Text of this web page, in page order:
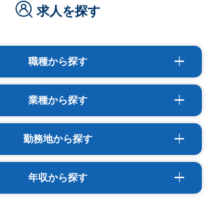
求人を探す
職種から探す
業種から探す
勤務地から探す
年収から探す